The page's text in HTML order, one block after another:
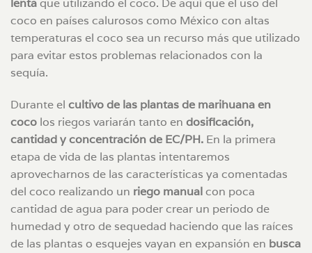
lentaque utilizando el coco. De aquí que el uso del
coco en países calurosos como México con altas
temperaturas el coco sea un recurso más que utilizado
para evitar estos problemas relacionados con la
sequía.
Durante el cultivo de las plantas de marihuana en
coco los riegos variarán tanto en dosificación,
cantidad y concentración de EC/PH. En la primera
etapa de vida de las plantas intentaremos
aprovecharnos de las características ya comentadas
del coco realizando un riego manualcon poca
cantidad de agua para poder crear un periodo de
humedad y otro de sequedad haciendo que las raíces
de las plantas o esquejes vayan en expansión en busca